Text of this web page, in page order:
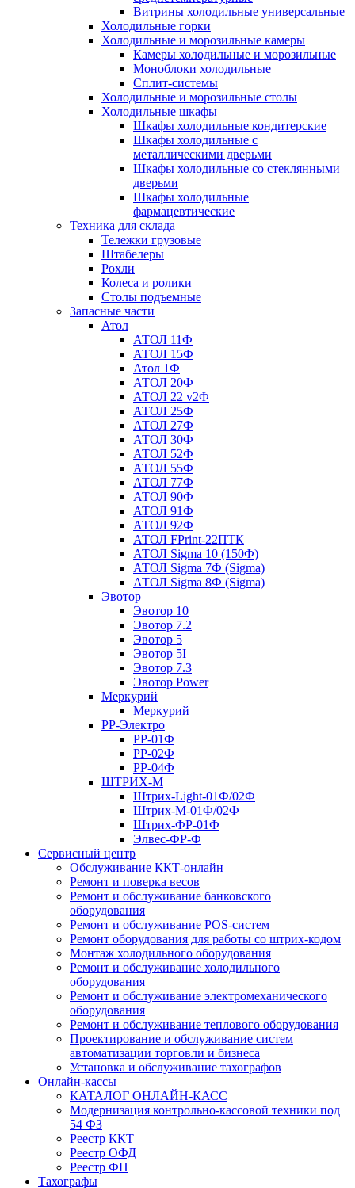
Витрины холодильные универсальные
Холодильные горки
Холодильные и морозильные камеры
Камеры холодильные и морозильные
Моноблоки холодильные
Сплит-системы
Холодильные и морозильные столы
Холодильные шкафы
Шкафы холодильные кондитерские
Шкафы холодильные с
металлическими дверьми
Шкафы холодильные со стеклянными
дверьми
Шкафы холодильные
фармацевтические
Техника для склада
Тележки грузовые
Штабелеры
Рохли
Колеса и ролики
Столы подъемные
Запасные части
Атол
АТОЛ 11Ф
АТОЛ 15Ф
Атол 1Ф
АТОЛ 20Ф
АТОЛ 22 v2Ф
АТОЛ 25Ф
АТОЛ 27Ф
АТОЛ 30Ф
АТОЛ 52Ф
АТОЛ 55Ф
АТОЛ 77Ф
АТОЛ 90Ф
АТОЛ 91Ф
АТОЛ 92Ф
АТОЛ FPrint-22ПТК
АТОЛ Sigma 10 (150Ф)
АТОЛ Sigma 7Ф (Sigma)
АТОЛ Sigma 8Ф (Sigma)
Эвотор
Эвотор 10
Эвотор 7.2
Эвотор 5
Эвотор 5I
Эвотор 7.3
Эвотор Power
Меркурий
Меркурий
РР-Электро
РР-01Ф
РР-02Ф
РР-04Ф
ШТРИХ-М
Штрих-Light-01Ф/02Ф
Штрих-М-01Ф/02Ф
Штрих-ФР-01Ф
Элвес-ФР-Ф
Сервисный центр
Обслуживание ККТ-онлайн
Ремонт и поверка весов
Ремонт и обслуживание банковского
оборудования
Ремонт и обслуживание POS-систем
Ремонт оборудования для работы со штрих-кодом
Монтаж холодильного оборудования
Ремонт и обслуживание холодильного
оборудования
Ремонт и обслуживание электромеханического
оборудования
Ремонт и обслуживание теплового оборудования
Проектирование и обслуживание систем
автоматизации торговли и бизнеса
Установка и обслуживание тахографов
Онлайн-кассы
КАТАЛОГ ОНЛАЙН-КАСС
Модернизация контрольно-кассовой техники под
54 ФЗ
Реестр ККТ
Реестр ОФД
Реестр ФН
Тахографы